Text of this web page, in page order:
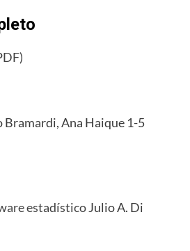
Bramardi, Ana Haique 1-5
estadísticoJulio A. Di